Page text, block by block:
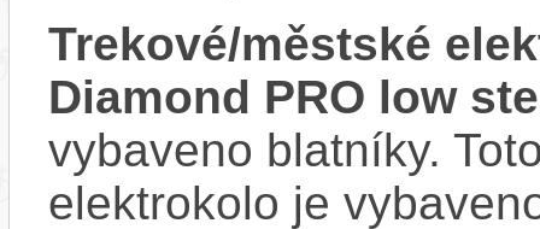
Trekové/městské
Diamond PRO low
vybaveno blatníky.
elektrokolo je